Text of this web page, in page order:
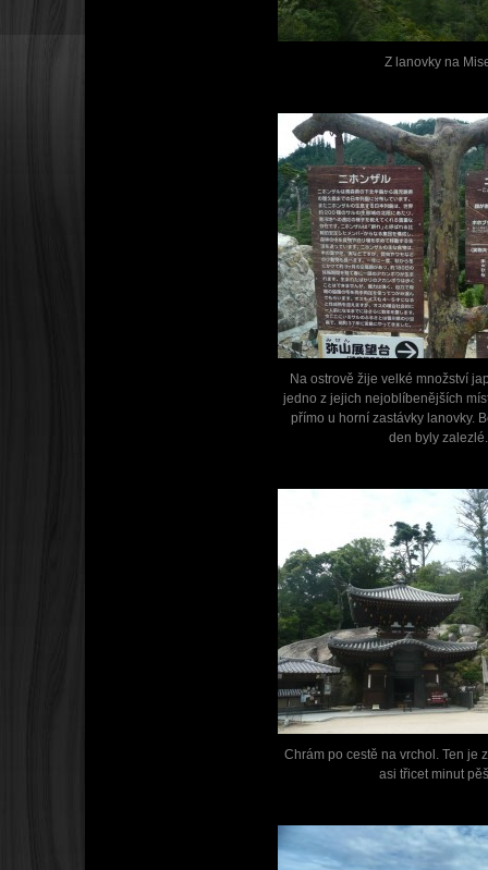
Z lanovky na
Na ostrově žije velké množství
jedno z jejich nejoblíbenějších
přímo u horní zastávky lanovky.
den byly
Chrám po cestě na vrchol. Ten je
asi třicet minut